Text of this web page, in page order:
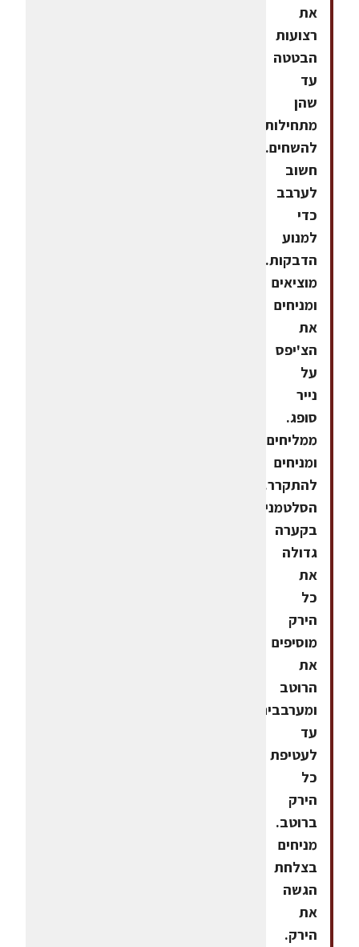
את
רצועות
הבטטה
עד
שהן
מתחילות
להשחים.
חשוב
לערבב
כדי
למנוע
הדבקות.
מוציאים
ומניחים
את
הצ'יפס
על
נייר
סופג.
ממליחים
ומניחים
להתקרר.הכנת
הסלטמניחים
בקערה
גדולה
את
כל
הירק
מוסיפים
את
הרוטב
ומערבבים
עד
לעטיפת
כל
הירק
ברוטב.
מניחים
בצלחת
הגשה
את
הירק.